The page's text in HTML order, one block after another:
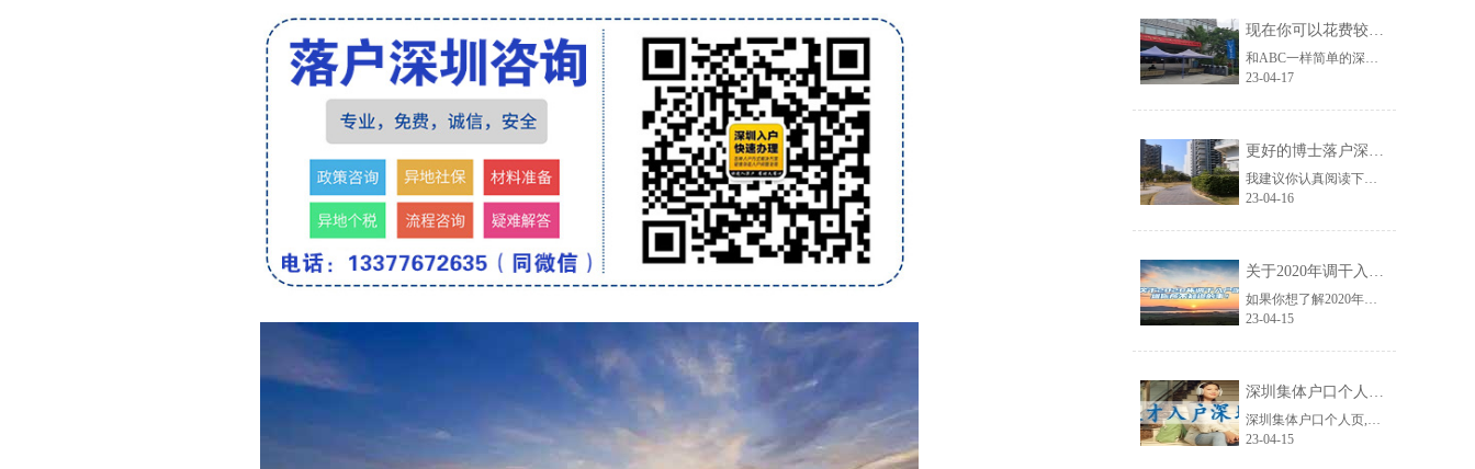
现在你可以花费较少的努力获得深圳研究生落户政策？
和ABC一样简单的深圳研究生落户政策资讯，在网络上越来越少了，如果你刚好遇到......
23-04-17
更好的博士落户深圳的条件应对方法！
我建议你认真阅读下面的文章，分享的博士落户深圳的条件信息很可能网络上从来没有......
23-04-16
关于2020年调干入户深圳你所不知道的事！
如果你想了解2020年调干入户深圳的信息，那么关于2020年调干入户深圳你所......
23-04-15
深圳集体户口个人页,毕业生落户深圳
深圳集体户口个人页,生落户深圳你怎样看待深圳这座城市？可去专栏“在深圳奋斗”......
23-04-15